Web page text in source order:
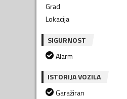
Grad
Lokacija
SIGURNOST
Alarm
ISTORIJA VOZILA
Garažiran